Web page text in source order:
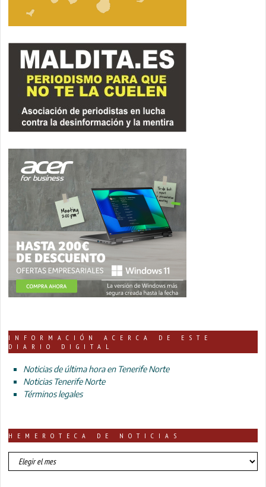
INFORMACIÓN ACERCA DE ESTE
DIARIO DIGITAL
Noticias de última hora en Tenerife Norte
Noticias Tenerife Norte
Términos legales
HEMEROTECA DE NOTICIAS
HEMEROTECA
DE